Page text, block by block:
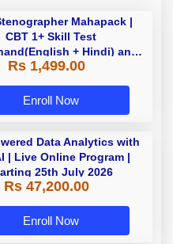
Mahapack |
CBT 1+ Skill Test
+ Hindi) and
Dictation) | By Adda247
Rs 1,499.00
Enroll Now
Data Analytics with
| Live Online Program |
25th July 2026
Rs 47,200.00
Enroll Now